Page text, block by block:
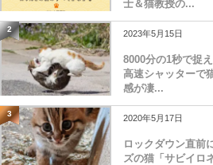
士＆猫教授の...
2 2023年5月15日
8000分の1秒で捉
高速シャッターで
感が凄...
3 2020年5月17日
ロックダウン直前
ズの猫「サビイロ